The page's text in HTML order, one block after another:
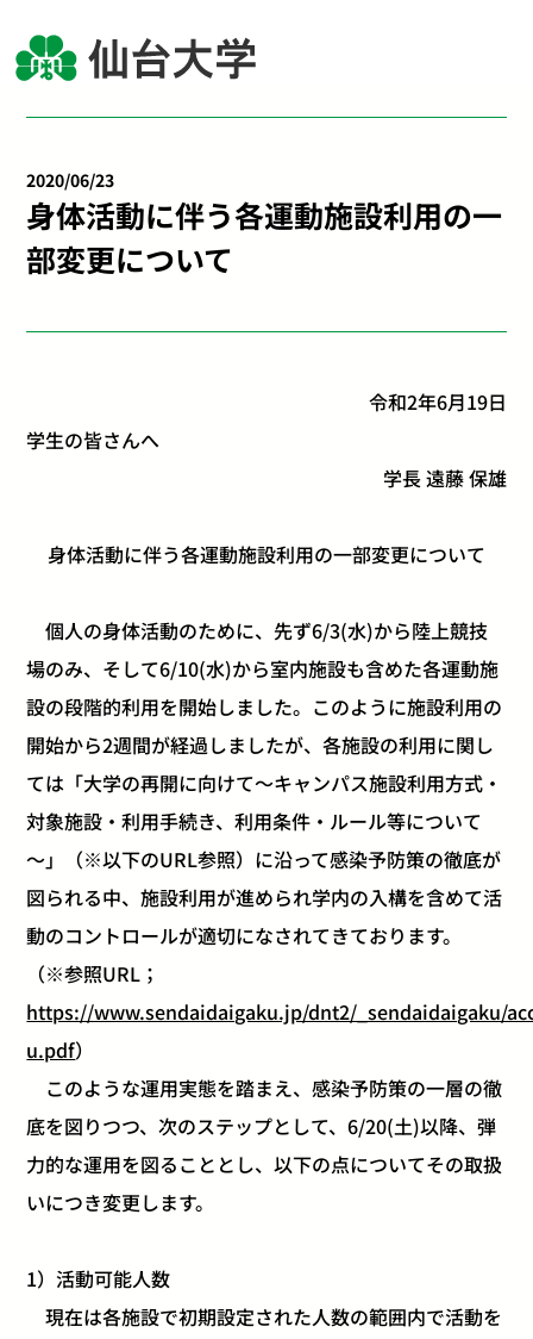
2020/06/23
身体活動に伴う各運動施設利用の一
部変更について
令和2年6月19日
学生の皆さんへ
学長 遠藤 保雄
身体活動に伴う各運動施設利用の一部変更について
個人の身体活動のために、先ず6/3(水)から陸上競技
場のみ、そして6/10(水)から室内施設も含めた各運動施
設の段階的利用を開始しました。このように施設利用の
開始から2週間が経過しましたが、各施設の利用に関し
ては「大学の再開に向けて～キャンパス施設利用方式・
対象施設・利用手続き、利用条件・ルール等について
～」（※以下のURL参照）に沿って感染予防策の徹底が
図られる中、施設利用が進められ学内の入構を含めて活
動のコントロールが適切になされてきております。
（※参照URL；
https://www.sendaidaigaku.jp/dnt2/_sendaidaigaku/
u.pdf）
このような運用実態を踏まえ、感染予防策の一層の徹
底を図りつつ、次のステップとして、6/20(土)以降、弾
力的な運用を図ることとし、以下の点についてその取扱
いにつき変更します。
1）活動可能人数
現在は各施設で初期設定された人数の範囲内で活動を